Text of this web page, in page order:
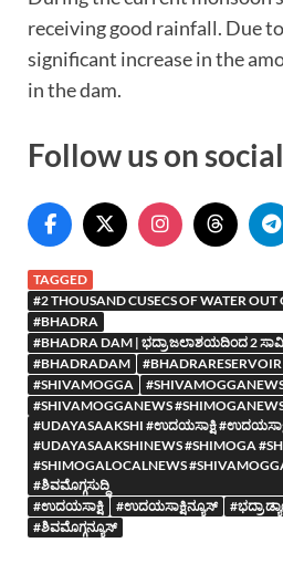
receiving good rainfall. Due
significant increase in the
in the dam.
Follow us on
TAGGED
#2 THOUSAND CUSECS OF WATER
#BHADRA
#BHADRA DAM | ಭದ್ರಾ ಜಲಾಶಯದಿಂದ 2
#BHADRADAM
#BHADRARESERVOIR
#SHIVAMOGGA
#SHIVAMOGGANEWS
#UDAYASAAKSHI #ಉದಯಸಾಕ್ಷಿ
#UDAYASAAKSHINEWS #SHIMOGA
#SHIMOGALOCALNEWS
#ಶಿವಮೊಗ್ಗಸುದ್ದಿ
#ಉದಯಸಾಕ್ಷಿ
#ಉದಯಸಾಕ್ಷಿನ್ಯೂಸ್ #ಭದ್ರಾ
#ಶಿವಮೊಗ್ಗನ್ಯೂಸ್